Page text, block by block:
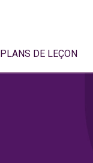
PLANS DE LEÇON